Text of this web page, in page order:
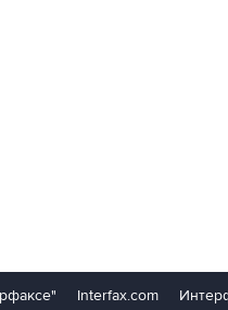
Interfax.com